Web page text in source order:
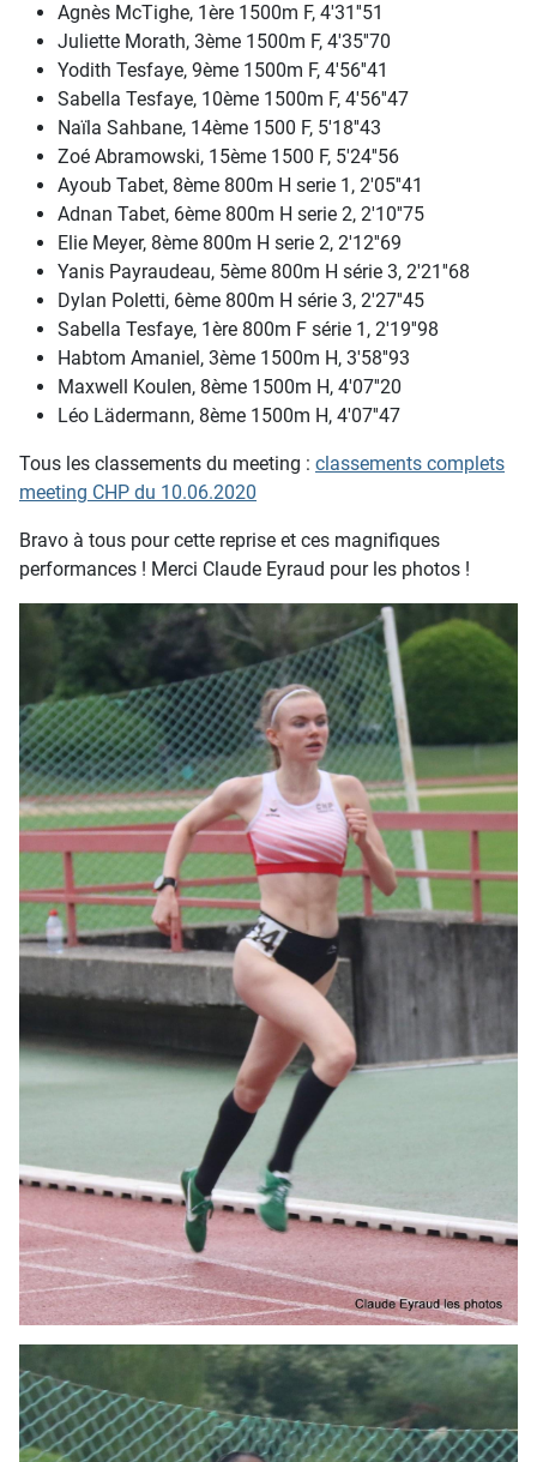
Agnès McTighe, 1ère 1500m F, 4'31''51
Juliette Morath, 3ème 1500m F, 4'35''70
Yodith Tesfaye, 9ème 1500m F, 4'56''41
Sabella Tesfaye, 10ème 1500m F, 4'56''47
Naïla Sahbane, 14ème 1500 F, 5'18''43
Zoé Abramowski, 15ème 1500 F, 5'24''56
Ayoub Tabet, 8ème 800m H serie 1, 2'05''41
Adnan Tabet, 6ème 800m H serie 2, 2'10''75
Elie Meyer, 8ème 800m H serie 2, 2'12''69
Yanis Payraudeau, 5ème 800m H série 3, 2'21''68
Dylan Poletti, 6ème 800m H série 3, 2'27''45
Sabella Tesfaye, 1ère 800m F série 1, 2'19''98
Habtom Amaniel, 3ème 1500m H, 3'58''93
Maxwell Koulen, 8ème 1500m H, 4'07''20
Léo Lädermann, 8ème 1500m H, 4'07''47
Tous les classements du meeting : classements complets
meeting CHP du 10.06.2020
Bravo à tous pour cette reprise et ces magnifiques
performances ! Merci Claude Eyraud pour les photos !